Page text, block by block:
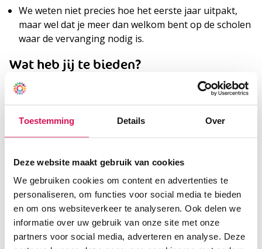
Toestemming Details Over
Deze website maakt gebruik van cookies
We gebruiken cookies om content en advertenties te
personaliseren, om functies voor social media te bieden
en om ons websiteverkeer te analyseren. Ook delen we
informatie over uw gebruik van onze site met onze
partners voor social media, adverteren en analyse. Deze
We weten niet precies hoe het eerste jaar uitpakt,
maar wel dat je meer dan welkom bent op de scholen
waar de vervanging nodig is.
Wat heb jij te bieden?
Je bent in het bezit van een Pabo diploma
Jij bent bereid je maximaal een jaar flexibel in te
zetten zolang de school van jouw voorkeur nog geen
ruimte heeft.
Solliciteer
Details